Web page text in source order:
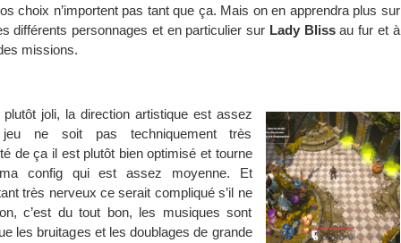
choix n’importent pas tant que ça. Mais on en apprendra plus sur
différents personnages et en particulier sur Lady Blissau fur et à
missions.
joli, la direction artistique est assez
ne soit pas techniquement très
de ça il est plutôt bien optimisé et tourne
config qui est assez moyenne. Et
très nerveux ce serait compliqué s’il ne
c’est du tout bon, les musiques sont
les bruitages et les doublages de grande